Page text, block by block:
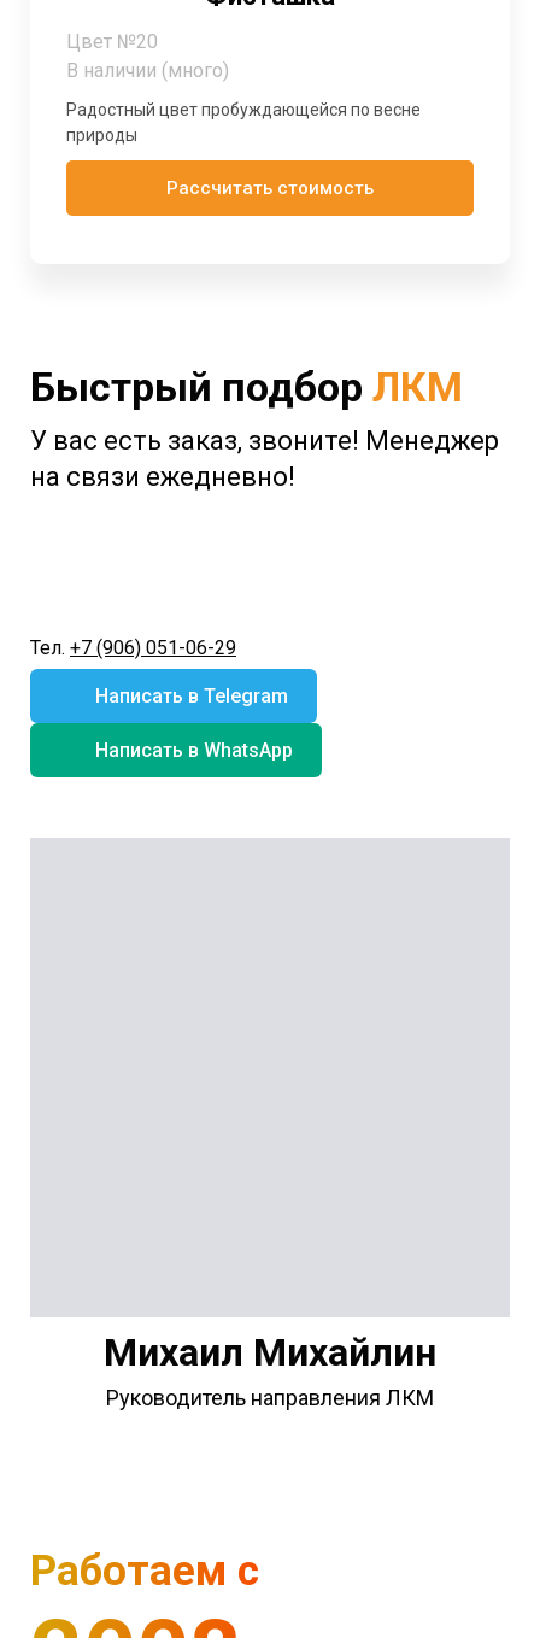
Цвет №20
В наличии (много)
Радостный цвет пробуждающейся по весне
природы
Рассчитать стоимость
Быстрый подбор ЛКМ
У вас есть заказ, звоните! Менеджер
на связи ежедневно!
Тел. +7 (906) 051-06-29
Написать в Telegram
Написать в WhatsApp
Михаил Михайлин
Руководитель направления ЛКМ
Работаем с